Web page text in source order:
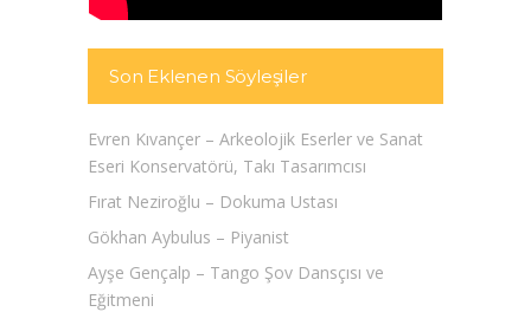
Son Eklenen Söyleşiler
Evren Kıvançer – Arkeolojik Eserler ve Sanat
Eseri Konservatörü, Takı Tasarımcısı
Fırat Neziroğlu – Dokuma Ustası
Gökhan Aybulus – Piyanist
Ayşe Gençalp – Tango Şov Dansçısı ve
Eğitmeni